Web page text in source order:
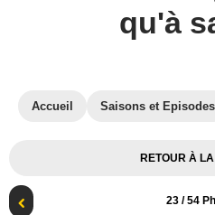
qu'à
Accueil Saisons et Episodes
RETOUR À
23 / 54